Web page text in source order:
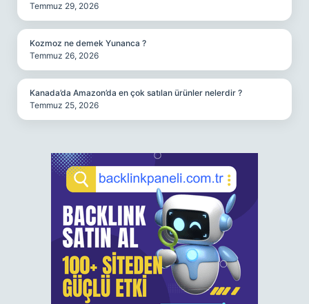
Temmuz 29, 2026
Kozmoz ne demek Yunanca ?
Temmuz 26, 2026
Kanada’da Amazon’da en çok satılan ürünler nelerdir ?
Temmuz 25, 2026